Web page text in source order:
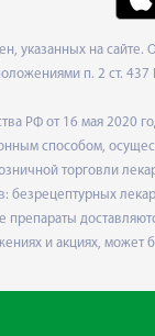
указанных на
п. 2 ст.
РФ от 16 мая 2020
способом,
торговли
безрецептурных
препараты
и акциях, может